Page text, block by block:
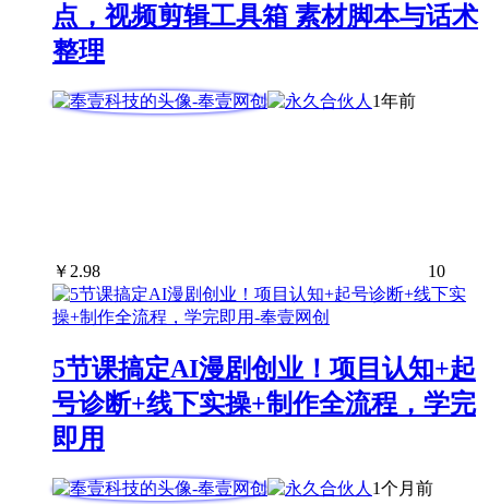
点，视频剪辑工具箱 素材脚本与话术
整理
1年前
￥ 2.98 10
5节课搞定AI漫剧创业！项目认知+起
号诊断+线下实操+制作全流程，学完
即用
1个月前